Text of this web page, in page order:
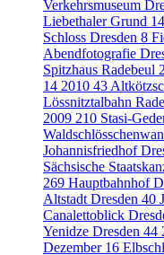
Verkehrsmuseum
Liebethaler Grund 14
Schloss Dresden 8
Abendfotografie
Spitzhaus Radebeul
14 2010 43
Lössnitztalbahn
2009 210 Stasi-
Johannisfriedhof
Sächsische
269 Hauptbahnhof
Altstadt Dresden 40
Canalettoblick
Yenidze Dresden 44
Dezember 16